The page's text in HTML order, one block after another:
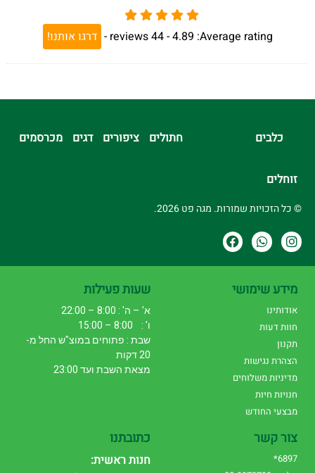
Average rating:
4.89 -
44
reviews
- דרגו אותנו!
כלבים חתולים ציפורים דגים מכרסמים
זוחלים
© כל הזכויות שמורות. מגה פט 2026.
מידע שימושי
אודותינו
חוות דעות
תקנון
הצהרת נגישות
מדיניות משלוחים
חנויות חיות
מבצעי החודש
שעות פעילות
א' – ה' : 8:00 – 22:00
ו' : 8:00 – 15:00
שבת : פתוחים במוצ"ש החל מ-
20 דקות
מצאת השבת ועד 23:00
צור קשר
6897*
כתובתנו
חנות ראשית: